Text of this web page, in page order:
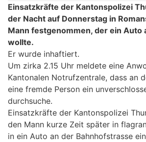
Einsatzkräfte der Kantonspolizei
der Nacht auf Donnerstag in
Mann festgenommen, der ein Auto
wollte.
Er wurde inhaftiert.
Um zirka 2.15 Uhr meldete eine
Kantonalen Notrufzentrale, dass an
eine fremde Person ein
durchsuche.
Einsatzkräfte der Kantonspolizei
den Mann kurze Zeit später in
in ein Auto an der Bahnhofstrasse